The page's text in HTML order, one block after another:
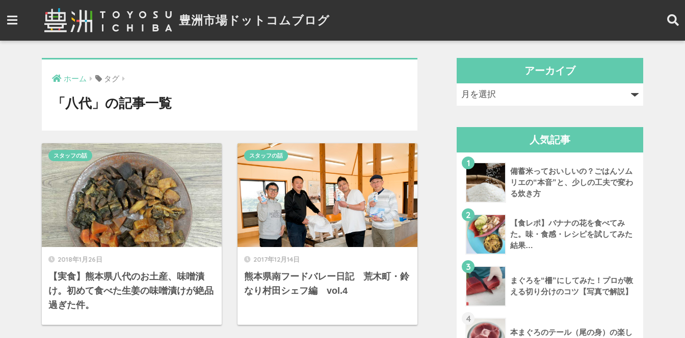
豊洲市場ドットコムブログ
ホーム タグ
「八代」の記事一覧
2018年1月26日
【実食】熊本県八代のお土産、味噌漬
け。初めて食べた生姜の味噌漬けが絶品
過ぎた件。
スタッフの話
2017年12月14日
熊本県南フードバレー日記 荒木町・鈴
なり村田シェフ編 vol.4
スタッフの話
アーカイブ
人気記事
1
備蓄米っておいしいの？ごはんソム
リエの“本音”と、少しの工夫で変わ
る炊き方
2
【食レポ】バナナの花を食べてみ
た。味・食感・レシピを試してみた
結果…
3
まぐろを“柵”にしてみた！プロが教
える切り分けのコツ【写真で解説】
4
本まぐろのテール（尾の身）の楽し